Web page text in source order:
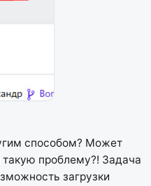
способом? Может
проблему?! Задача
загрузки